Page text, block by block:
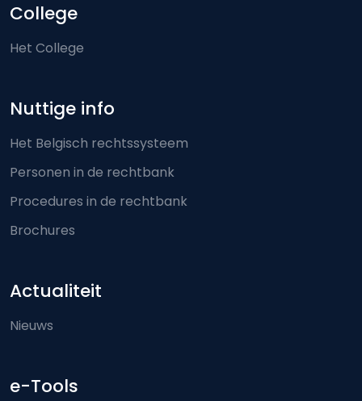
College
Het College
Nuttige info
Het Belgisch rechtssysteem
Personen in de rechtbank
Procedures in de rechtbank
Brochures
Actualiteit
Nieuws
e-Tools